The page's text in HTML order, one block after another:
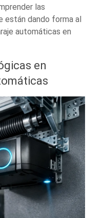
las
están dando forma al
automáticas en
en